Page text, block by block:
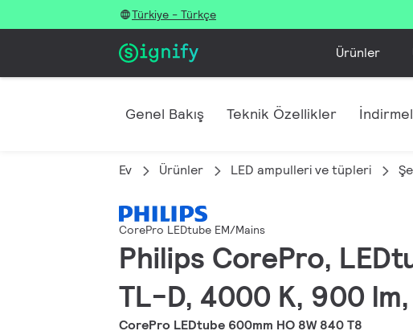
Türkiye - Türkçe
Ürünler
Genel Bakış Teknik Özellikler
Ev Ürünler LED ampulleri ve tüpleri
CorePro LEDtube EM/Mains
Philips CorePro,
TL-D, 4000 K, 900
CorePro LEDtube 600mm HO 8W 840 T8